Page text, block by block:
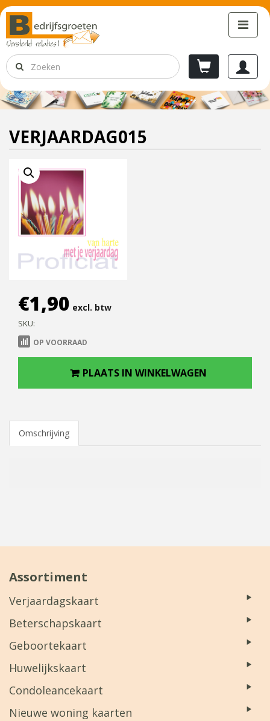
VERJAARDAG015
€1,90 excl. btw
SKU:
OP VOORRAAD
PLAATS IN WINKELWAGEN
Omschrijving
Assortiment
Verjaardagskaart
Beterschapskaart
Geboortekaart
Huwelijkskaart
Condoleancekaart
Nieuwe woning kaarten